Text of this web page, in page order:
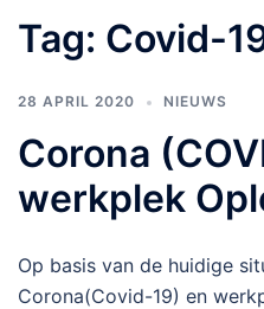
Tag: Covid-
28 APRIL 2020 NIEUWS
Corona
werkplek
Op basis van de huidige
Corona(Covid-19) en